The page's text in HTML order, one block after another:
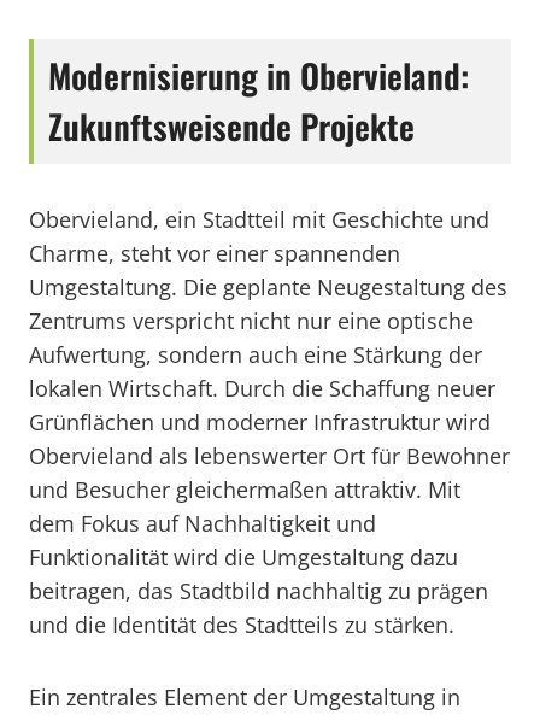
Modernisierung in Obervieland:
Zukunftsweisende Projekte
Obervieland, ein Stadtteil mit Geschichte und
Charme, steht vor einer spannenden
Umgestaltung. Die geplante Neugestaltung des
Zentrums verspricht nicht nur eine optische
Aufwertung, sondern auch eine Stärkung der
lokalen Wirtschaft. Durch die Schaffung neuer
Grünflächen und moderner Infrastruktur wird
Obervieland als lebenswerter Ort für Bewohner
und Besucher gleichermaßen attraktiv. Mit
dem Fokus auf Nachhaltigkeit und
Funktionalität wird die Umgestaltung dazu
beitragen, das Stadtbild nachhaltig zu prägen
und die Identität des Stadtteils zu stärken.
Ein zentrales Element der Umgestaltung in